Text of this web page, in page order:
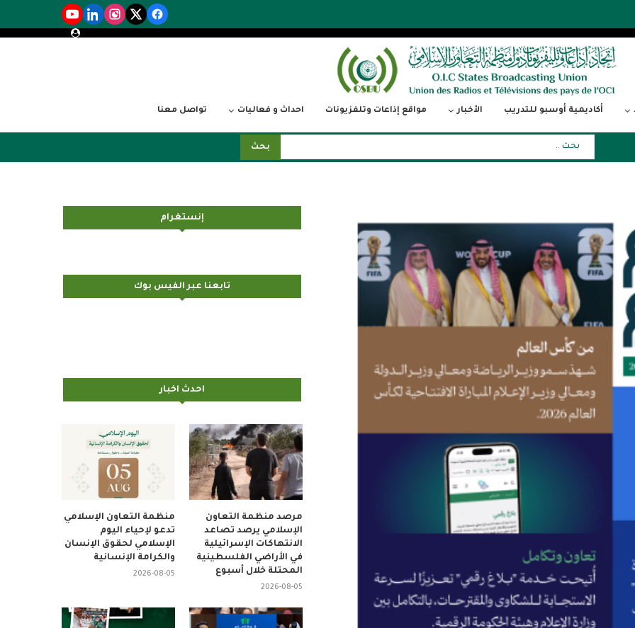
أكاديمية أوسبو للتدريب الأخبار مواقع إذاعات وتلفزيونات احداث و فعاليات تواصل معنا
بحث
إنستغرام
تابعنا عبر الفيس بوك
احدث اخبار
منظمة التعاون الإسلامي
تدعو لإحياء اليوم
الإسلامي لحقوق الإنسان
والكرامة الإنسانية
2026-08-05
مرصد منظمة التعاون
الإسلامي يرصد تصاعد
الانتهاكات الإسرائيلية
في الأراضي الفلسطينية
المحتلة خلال أسبوع
2026-08-05